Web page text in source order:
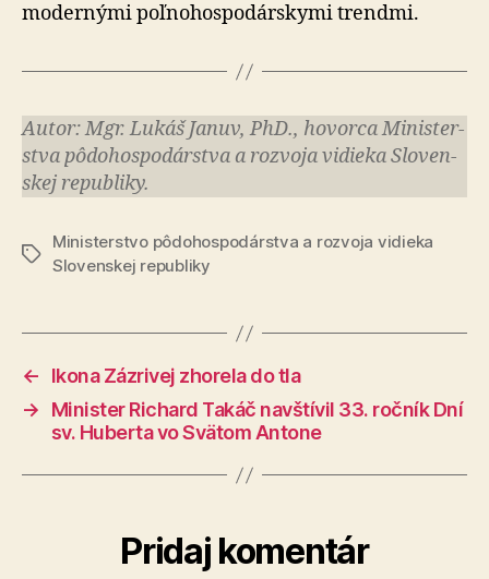
modernými poľnohospodárskymi trendmi.
Autor: Mgr. Lukáš Januv, PhD., hovorca Mi­nis­ter­
stva pô­do­hos­po­dár­stva a roz­vo­ja vi­die­ka Slo­ven­
skej re­pub­li­ky.
Značky
Ministerstvo pôdohospodárstva a rozvoja vidieka
Slovenskej republiky
←
Ikona Zázrivej zhorela do tla
→
Minister Richard Takáč navštívil 33. ročník Dní
sv. Huberta vo Svätom Antone
Pridaj komentár